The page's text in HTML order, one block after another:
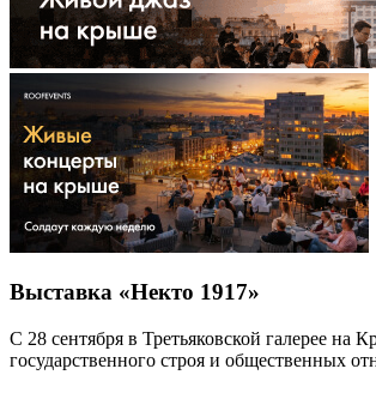
Выставка «Некто 1917»
С 28 сентября в Третьяковской галерее
государственного строя и общественных